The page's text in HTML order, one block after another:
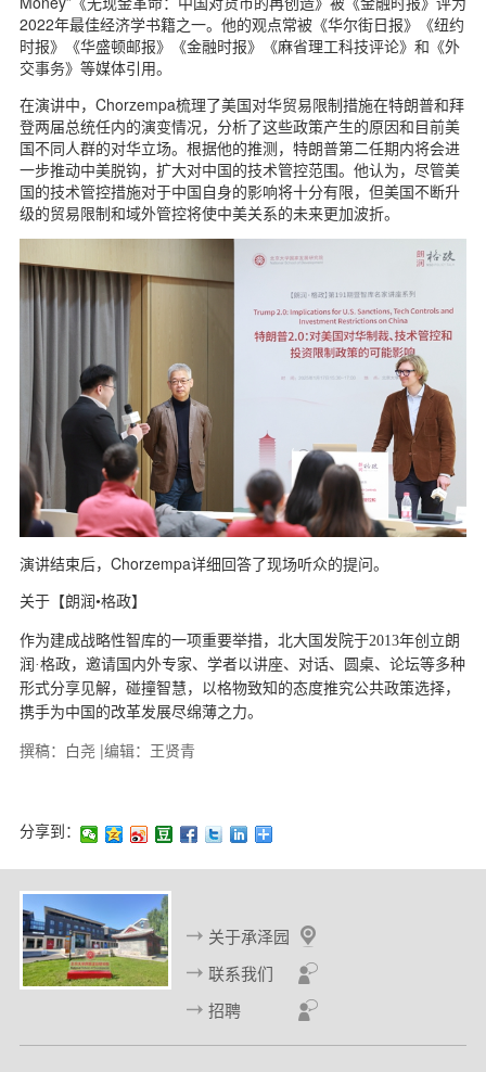
2022年最佳经济学书籍之一。他的观点常被《华尔街日报》《纽约
时报》《华盛顿邮报》《金融时报》《麻省理工科技评论》和《外
交事务》等媒体引用。
在演讲中，Chorzempa梳理了美国对华贸易限制措施在特朗普和拜
登两届总统任内的演变情况，分析了这些政策产生的原因和目前美
国不同人群的对华立场。根据他的推测，特朗普第二任期内将会进
一步推动中美脱钩，扩大对中国的技术管控范围。他认为，尽管美
国的技术管控措施对于中国自身的影响将十分有限，但美国不断升
级的贸易限制和域外管控将使中美关系的未来更加波折。
演讲结束后，Chorzempa详细回答了现场听众的提问。
关于【朗润•格政】
作为建成战略性智库的一项重要举措，北大国发院于2013年创立朗
润·格政，邀请国内外专家、学者以讲座、对话、圆桌、论坛等多种
形式分享见解，碰撞智慧，以格物致知的态度推究公共政策选择，
携手为中国的改革发展尽绵薄之力。
撰稿：白尧 |编辑：王贤青
分享到：
关于承泽园
联系我们
招聘